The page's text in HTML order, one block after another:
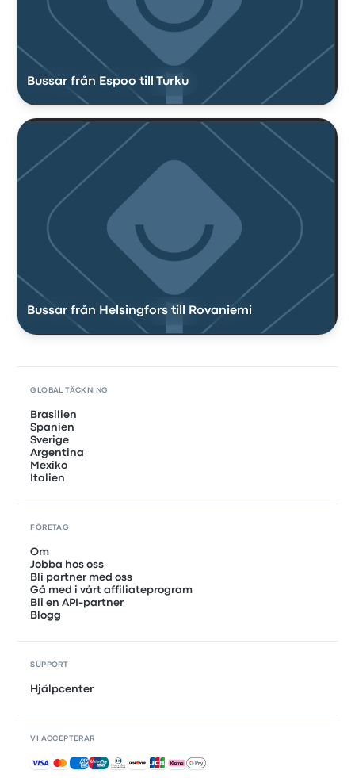
Bussar från Espoo till Turku
Bussar från Helsingfors till Rovaniemi
GLOBAL TÄCKNING
Brasilien
Spanien
Sverige
Argentina
Mexiko
Italien
FÖRETAG
Om
Jobba hos oss
Bli partner med oss
Gå med i vårt affiliateprogram
Bli en API-partner
Blogg
SUPPORT
Hjälpcenter
VI ACCEPTERAR
Accepterade betalningar